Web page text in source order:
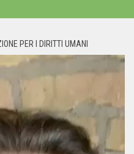
PER I DIRITTI UMANI